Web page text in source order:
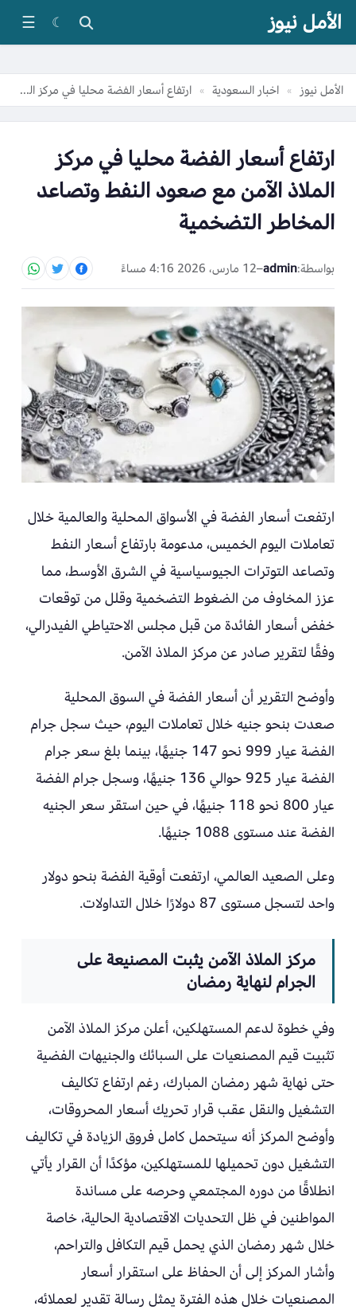
الأمل نيوز ☾
☰
الأمل نيوز » اخبار السعودية » ارتفاع أسعار الفضة محليا في مركز الملاذ الآمن مع صعود النفط وتصاعد المخاطر التضخمية
ارتفاع أسعار الفضة محليا في مركز
الملاذ الآمن مع صعود النفط وتصاعد
المخاطر التضخمية
بواسطة:admin
–12 مارس، 2026 4:16 مساءً
ارتفعت أسعار الفضة في الأسواق المحلية والعالمية خلال
تعاملات اليوم الخميس، مدعومة بارتفاع أسعار النفط
وتصاعد التوترات الجيوسياسية في الشرق الأوسط، مما
عزز المخاوف من الضغوط التضخمية وقلل من توقعات
خفض أسعار الفائدة من قبل مجلس الاحتياطي الفيدرالي،
وفقًا لتقرير صادر عن مركز الملاذ الآمن.
وأوضح التقرير أن أسعار الفضة في السوق المحلية
صعدت بنحو جنيه خلال تعاملات اليوم، حيث سجل جرام
الفضة عيار 999 نحو 147 جنيهًا، بينما بلغ سعر جرام
الفضة عيار 925 حوالي 136 جنيهًا، وسجل جرام الفضة
عيار 800 نحو 118 جنيهًا، في حين استقر سعر الجنيه
الفضة عند مستوى 1088 جنيهًا.
وعلى الصعيد العالمي، ارتفعت أوقية الفضة بنحو دولار
واحد لتسجل مستوى 87 دولارًا خلال التداولات.
مركز الملاذ الآمن يثبت المصنيعة على
الجرام لنهاية رمضان
وفي خطوة لدعم المستهلكين، أعلن مركز الملاذ الآمن
تثبيت قيم المصنعيات على السبائك والجنيهات الفضية
حتى نهاية شهر رمضان المبارك، رغم ارتفاع تكاليف
التشغيل والنقل عقب قرار تحريك أسعار المحروقات،
وأوضح المركز أنه سيتحمل كامل فروق الزيادة في تكاليف
التشغيل دون تحميلها للمستهلكين، مؤكدًا أن القرار يأتي
انطلاقًا من دوره المجتمعي وحرصه على مساندة
المواطنين في ظل التحديات الاقتصادية الحالية، خاصة
خلال شهر رمضان الذي يحمل قيم التكافل والتراحم،
وأشار المركز إلى أن الحفاظ على استقرار أسعار
المصنعيات خلال هذه الفترة يمثل رسالة تقدير لعملائه،